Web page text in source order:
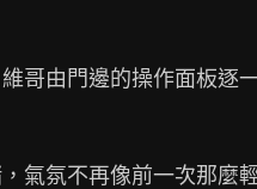
哥由門邊的操作面板逐
氣氛不再像前一次那麼